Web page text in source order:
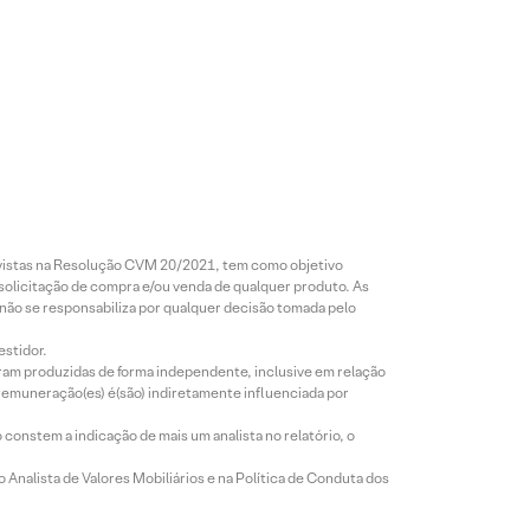
na Resolução CVM 20/2021, tem como objetivo
de compra e/ou venda de qualquer produto. As
se responsabiliza por qualquer decisão tomada pelo
produzidas de forma independente, inclusive em relação
é(são) indiretamente influenciada por
a indicação de mais um analista no relatório, o
de Valores Mobiliários e na Política de Conduta dos